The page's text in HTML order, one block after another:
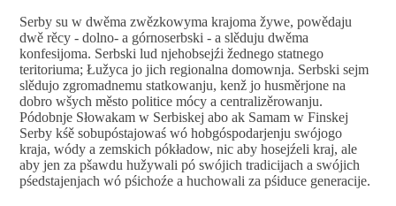
Serby su w dwěma zwězkowyma krajoma žywe, powědaju
dwě rěcy - dolno- a górnoserbski - a slěduju dwěma
konfesijoma. Serbski lud njehobsejźi žednego statnego
teritoriuma; Łužyca jo jich regionalna domownja. Serbski sejm
slědujo zgromadnemu statkowanju, kenž jo husměrjone na
dobro wšych město politice mócy a centralizěrowanju.
Pódobnje Słowakam w Serbiskej abo ak Samam w Finskej
Serbykśěsobupóstajowaś wó hobgóspodarjenju swójogo
kraja, wódy a zemskich pókładow, nic aby hosejźeli kraj, ale
aby jen za pšawdu hužywali pó swójich tradicijach a swójich
pśedstajenjach wó pśichoźe a huchowali za pśiduce generacije.